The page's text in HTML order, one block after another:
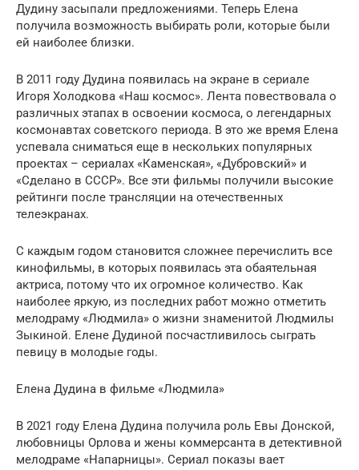
Дудину засыпали предложениями. Теперь Елена
получила возможность выбирать роли, которые были
ей наиболее близки.
В 2011 году Дудина появилась на экране в сериале
Игоря Холодкова «Наш космос». Лента повествовала о
различных этапах в освоении космоса, о легендарных
космонавтах советского периода. В это же время Елена
успевала сниматься еще в нескольких популярных
проектах – сериалах «Каменская», «Дубровский» и
«Сделано в СССР». Все эти фильмы получили высокие
рейтинги после трансляции на отечественных
телеэкранах.
С каждым годом становится сложнее перечислить все
кинофильмы, в которых появилась эта обаятельная
актриса, потому что их огромное количество. Как
наиболее яркую, из последних работ можно отметить
мелодраму «Людмила» о жизни знаменитой Людмилы
Зыкиной. Елене Дудиной посчастливилось сыграть
певицу в молодые годы.
Елена Дудина в фильме «Людмила»
В 2021 году Елена Дудина получила роль Евы Донской,
любовницы Орлова и жены коммерсанта в детективной
мелодраме «Напарницы». Сериал показы вает